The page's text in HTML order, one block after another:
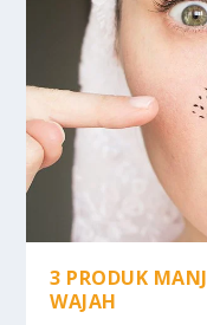
3 PRODUK
WAJAH